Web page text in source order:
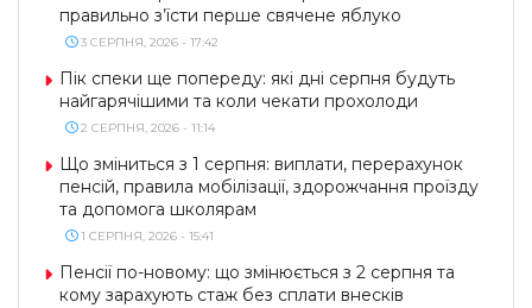
правильно з’їсти перше свячене яблуко
3 СЕРПНЯ, 2026 - 17:42
Пік спеки ще попереду: які дні серпня будуть
найгарячішими та коли чекати прохолоди
2 СЕРПНЯ, 2026 - 11:14
Що зміниться з 1 серпня: виплати, перерахунок
пенсій, правила мобілізації, здорожчання проїзду
та допомога школярам
1 СЕРПНЯ, 2026 - 15:41
Пенсії по-новому: що змінюється з 2 серпня та
кому зарахують стаж без сплати внесків